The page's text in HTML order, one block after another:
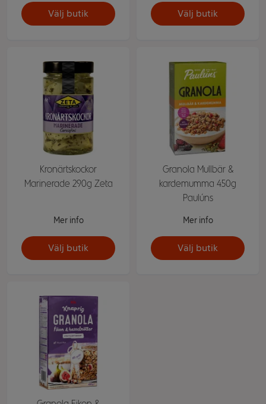
Välj butik Välj butik
Kronärtskockor
Marinerade 290g Zeta
Mer info
Välj butik
Granola Mullbär &
kardemumma 450g
Paulúns
Mer info
Välj butik